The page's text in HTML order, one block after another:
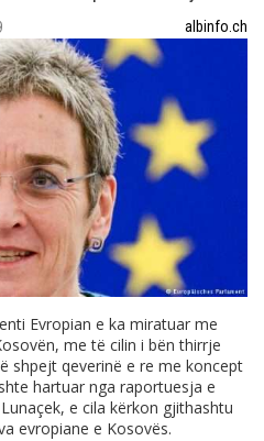
albinfo.ch
Evropian e ka miratuar me
me të cilin i bën thirrje
shpejt qeverinë e re me koncept
hartuar nga raportuesja e
e cila kërkon gjithashtu
evropiane e Kosovës.